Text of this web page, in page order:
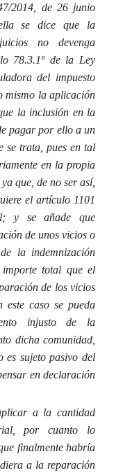
2014, de 26 junio
se dice que la
no devenga
78.3.1º de la Ley
del impuesto
mismo la aplicación
la inclusión en la
pagar por ello a un
se trata, pues en tal
en la propia
que, de no ser así,
el artículo 1101
y se añade que
de unos vicios o
la indemnización
total que el
de los vicios
este caso se pueda
injusto de la
dicha comunidad,
es sujeto pasivo del
en declaración
a la cantidad
por cuanto lo
finalmente habría
a la reparación